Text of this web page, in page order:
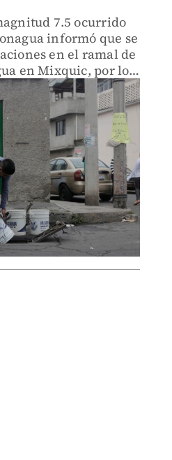
7.5 ocurrido
informó que se
en el ramal de
en Mixquic, por lo
de agua para
de